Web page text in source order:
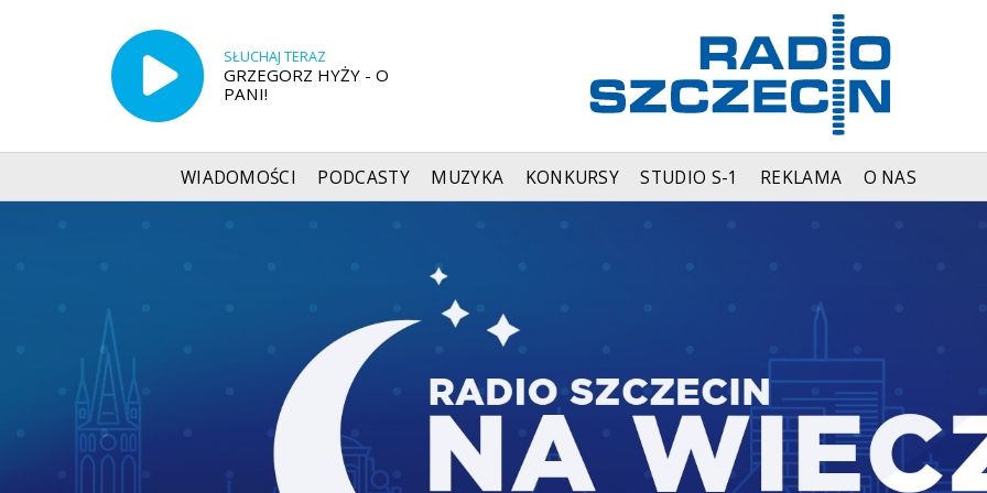
SŁUCHAJ TERAZ
GRZEGORZ HYŻY - O
PANI!
WIADOMOŚCI PODCASTY MUZYKA KONKURSY STUDIO S-1 REKLAMA O NAS